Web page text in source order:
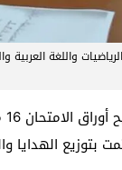
واللغة
بتوزيع الهدايا